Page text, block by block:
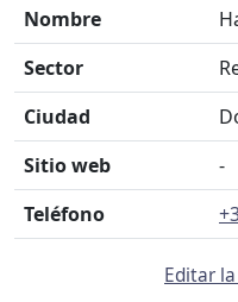
Nombre
Sector
Ciudad
Sitio web
-
Teléfono
Editar